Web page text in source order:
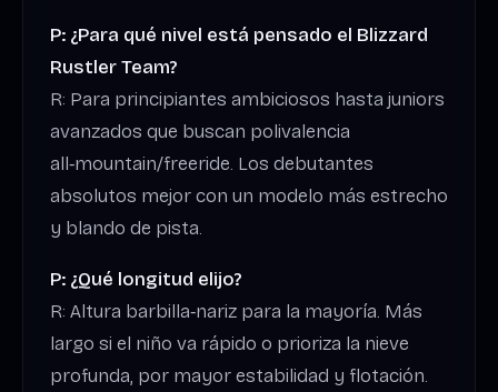
P: ¿Para qué nivel está pensado el Blizzard
Rustler Team?
R: Para principiantes ambiciosos hasta juniors
avanzados que buscan polivalencia
all‑mountain/freeride. Los debutantes
absolutos mejor con un modelo más estrecho
y blando de pista.
P: ¿Qué longitud elijo?
R: Altura barbilla‑nariz para la mayoría. Más
largo si el niño va rápido o prioriza la nieve
profunda, por mayor estabilidad y flotación.